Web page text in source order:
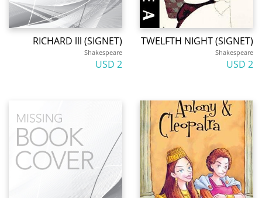
TWELFTH NIGHT (SIGNET)
Shakespeare
2 USD
RICHARD lll (SIGNET)
Shakespeare
2 USD